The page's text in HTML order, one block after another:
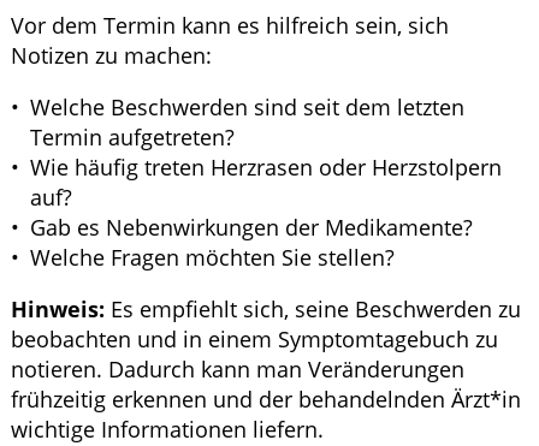
Vor dem Termin kann es hilfreich sein, sich
Notizen zu machen:
Welche Beschwerden sind seit dem letzten
Termin aufgetreten?
Wie häufig treten Herzrasen oder Herzstolpern
auf?
Gab es Nebenwirkungen der Medikamente?
Welche Fragen möchten Sie stellen?
Hinweis: Es empfiehlt sich, seine Beschwerden zu
beobachten und in einem Symptomtagebuch zu
notieren. Dadurch kann man Veränderungen
frühzeitig erkennen und der behandelnden Ärzt*in
wichtige Informationen liefern.